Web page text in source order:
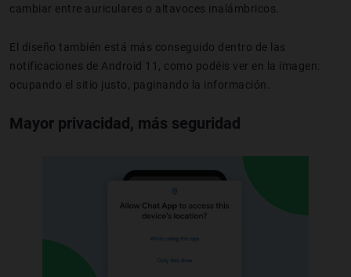
cambiar entre auriculares o altavoces inalámbricos.
El diseño también está más conseguido dentro de las
notificaciones de Android 11, como podéis ver en la imagen:
ocupando el sitio justo, paginando la información.
Mayor privacidad, más seguridad